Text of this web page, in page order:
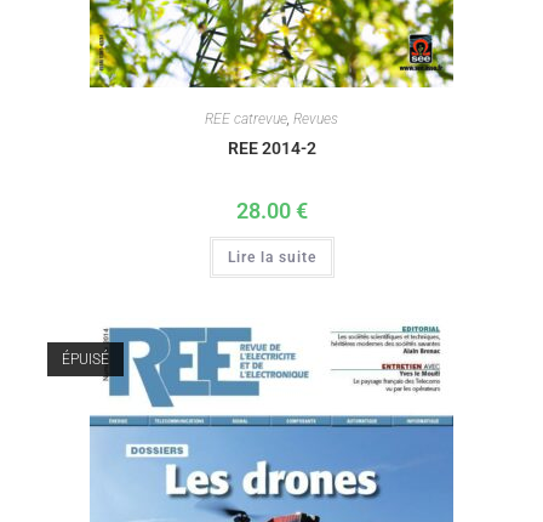
REE catrevue, Revues
REE 2014-2
28.00€
Lire la suite
ÉPUISÉ